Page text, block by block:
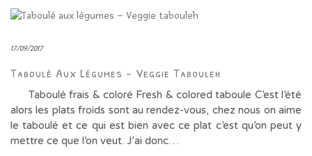
17/09/2017
Taboulé Aux Légumes – Veggie Tabouleh
Taboulé frais & coloré Fresh & colored taboule C’est l’été
alors les plats froids sont au rendez-vous, chez nous on aime
le taboulé et ce qui est bien avec ce plat c’est qu’on peut y
mettre ce que l’on veut. J’ai donc…